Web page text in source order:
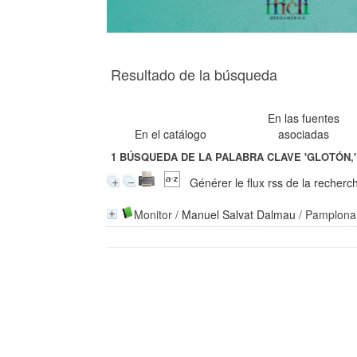
Resultado de la búsqueda
En el catálogo
En las fuentes
asociadas
1 BÚSQUEDA DE LA PALABRA CLAVE'GLOTÓN,'
Générer le flux rss de la
Monitor / Manuel Salvat Dalmau /